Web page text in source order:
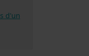
d'un